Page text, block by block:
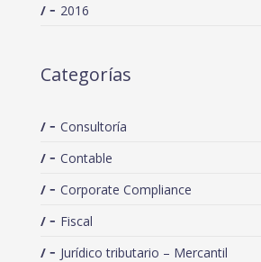
2016
Categorías
Consultoría
Contable
Corporate Compliance
Fiscal
Jurídico tributario – Mercantil